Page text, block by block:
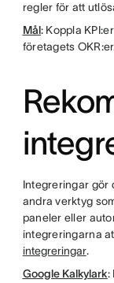
regler för att
Mål: Koppla
företagets
Integreringar gör
andra verktyg
paneler eller
integreringarna
integreringar.
Google Kalkylark: